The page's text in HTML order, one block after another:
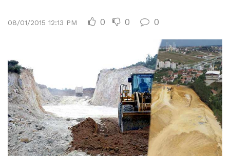
08/01/2015 12:13 PM 0 0 0